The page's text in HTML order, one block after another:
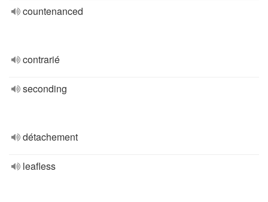
countenanced
contrarié
seconding
détachement
leafless